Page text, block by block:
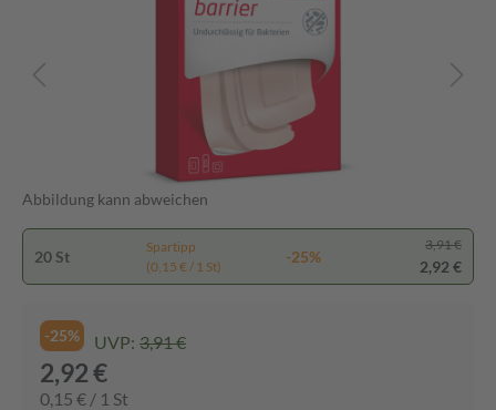
Abbildung kann abweichen
20 St
Spartipp
(0,15 € / 1 St)
-25%
3,91 €
2,92 €
-25% UVP: 3,91 €
2,92 €
0,15 € / 1 St